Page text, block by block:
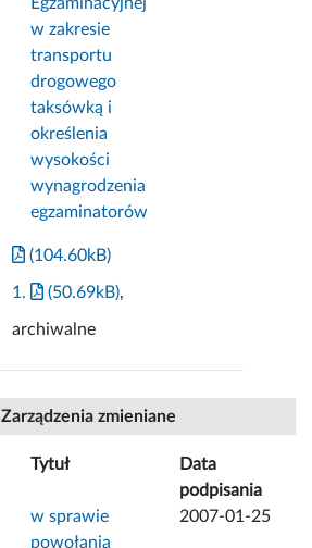
w zakresie
transportu
drogowego
taksówką i
określenia
wysokości
wynagrodzenia
egzaminatorów
(104.60kB)
1. (50.69kB),
archiwalne
Zarządzenia zmieniane
Tytuł
Data
podpisania
w sprawie
powołania
2007-01-25